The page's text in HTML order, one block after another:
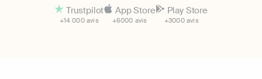
Trustpilot
+14 000 avis
App Store
+6000 avis
Play Store
+3000 avis